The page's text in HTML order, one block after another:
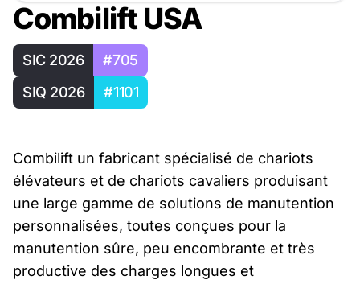
Combilift USA
SIC 2026
#705
SIQ 2026
#1101
Combilift un fabricant spécialisé de chariots
élévateurs et de chariots cavaliers produisant
une large gamme de solutions de manutention
personnalisées, toutes conçues pour la
manutention sûre, peu encombrante et très
productive des charges longues et